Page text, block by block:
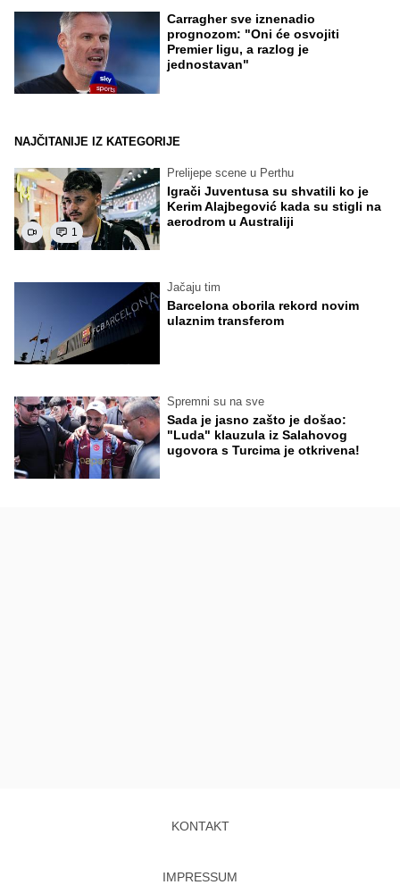
Carragher sve iznenadio
prognozom: "Oni će osvojiti
Premier ligu, a razlog je
jednostavan"
NAJČITANIJE IZ KATEGORIJE
1
Prelijepe scene u Perthu
Igrači Juventusa su shvatili ko je
Kerim Alajbegović kada su stigli na
aerodrom u Australiji
Jačaju tim
Barcelona oborila rekord novim
ulaznim transferom
Spremni su na sve
Sada je jasno zašto je došao:
"Luda" klauzula iz Salahovog
ugovora s Turcima je otkrivena!
KONTAKT
IMPRESSUM